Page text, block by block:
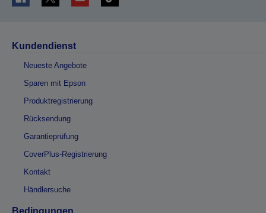
Kundendienst
Neueste Angebote
Sparen mit Epson
Produktregistrierung
Rücksendung
Garantieprüfung
CoverPlus-Registrierung
Kontakt
Händlersuche
Bedingungen